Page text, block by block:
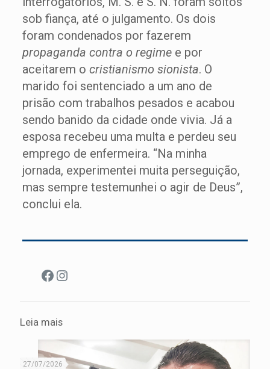
sob fiança, até o julgamento. Os dois
foram condenados por fazerem
propaganda contra o regimee por
aceitarem o cristianismo sionista. O
marido foi sentenciado a um ano de
prisão com trabalhos pesados e acabou
sendo banido da cidade onde vivia. Já a
esposa recebeu uma multa e perdeu seu
emprego de enfermeira. “Na minha
jornada, experimentei muita perseguição,
mas sempre testemunhei o agir de Deus”,
conclui ela.
Facebook
Instagram
Leia mais
27/07/2026